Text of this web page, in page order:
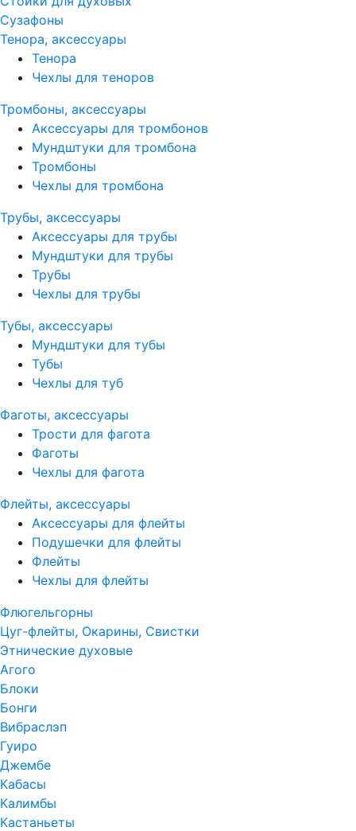
Сузафоны
Тенора, аксессуары
Тенора
Чехлы для теноров
Тромбоны, аксессуары
Аксессуары для тромбонов
Мундштуки для тромбона
Тромбоны
Чехлы для тромбона
Трубы, аксессуары
Аксессуары для трубы
Мундштуки для трубы
Трубы
Чехлы для трубы
Тубы, аксессуары
Мундштуки для тубы
Тубы
Чехлы для туб
Фаготы, аксессуары
Трости для фагота
Фаготы
Чехлы для фагота
Флейты, аксессуары
Аксессуары для флейты
Подушечки для флейты
Флейты
Чехлы для флейты
Флюгельгорны
Цуг-флейты, Окарины, Свистки
Этнические духовые
Агого
Блоки
Бонги
Вибраслэп
Гуиро
Джембе
Кабасы
Калимбы
Кастаньеты